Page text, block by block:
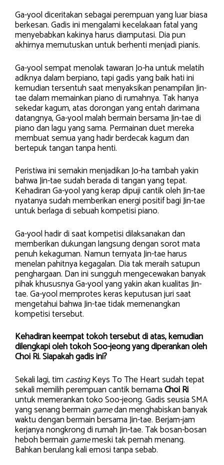
Ga-yool diceritakan sebagai perempuan yang luar biasa
berkesan. Gadis ini mengalami kecelakaan fatal yang
menyebabkan kakinya harus diamputasi. Dia pun
akhirnya memutuskan untuk berhenti menjadi pianis.
Ga-yool sempat menolak tawaran Jo-ha untuk melatih
adiknya dalam berpiano, tapi gadis yang baik hati ini
kemudian tersentuh saat menyaksikan penampilan Jin-
tae dalam memainkan piano di rumahnya. Tak hanya
sekedar kagum, atas dorongan yang entah darimana
datangnya, Ga-yool malah bermain bersama Jin-tae di
piano dan lagu yang sama. Permainan duet mereka
membuat semua yang hadir berdecak kagum dan
bertepuk tangan tanpa henti.
Peristiwa ini semakin menjadikan Jo-ha tambah yakin
bahwa Jin-tae sudah berada di tangan yang tepat.
Kehadiran Ga-yool yang kerap dipuji cantik oleh Jin-tae
nyatanya sudah memberikan energi positif bagi Jin-tae
untuk berlaga di sebuah kompetisi piano.
Ga-yool hadir di saat kompetisi dilaksanakan dan
memberikan dukungan langsung dengan sorot mata
penuh kekaguman. Namun ternyata Jin-tae harus
menelan pahitnya kegagalan. Dia tak meraih satupun
penghargaan. Dan ini sungguh mengecewakan banyak
pihak khususnya Ga-yool yang yakin akan kualitas Jin-
tae. Ga-yool memprotes keras keputusan juri saat
mengetahui bahwa Jin-tae tidak memenangkan
kompetisi tersebut.
Kehadiran keempat tokoh tersebut di atas, kemudian
dilengkapi oleh tokoh Soo-jeong yang diperankan oleh
Choi Ri. Siapakah gadis ini?
Sekali lagi, tim castingKeys To The Heart sudah tepat
sekali memilih perempuan cantik bernamaChoi Ri
untuk memerankan toko Soo-jeong. Gadis seusia SMA
yang senang bermaingamedan menghabiskan banyak
waktu dengan bermain bersama Jin-tae. Berjam-jam
kerjanya nongkrong di rumah Jin-tae. Tak bosan-bosan
heboh bermaingamemeski tak pernah menang.
Bahkan berulang kali emosi tanpa sebab.